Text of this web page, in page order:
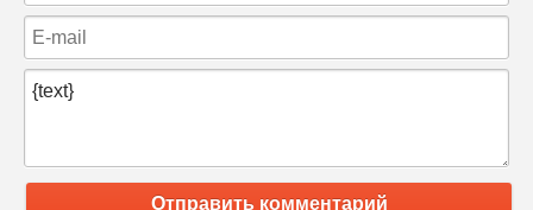
Отправить комментарий